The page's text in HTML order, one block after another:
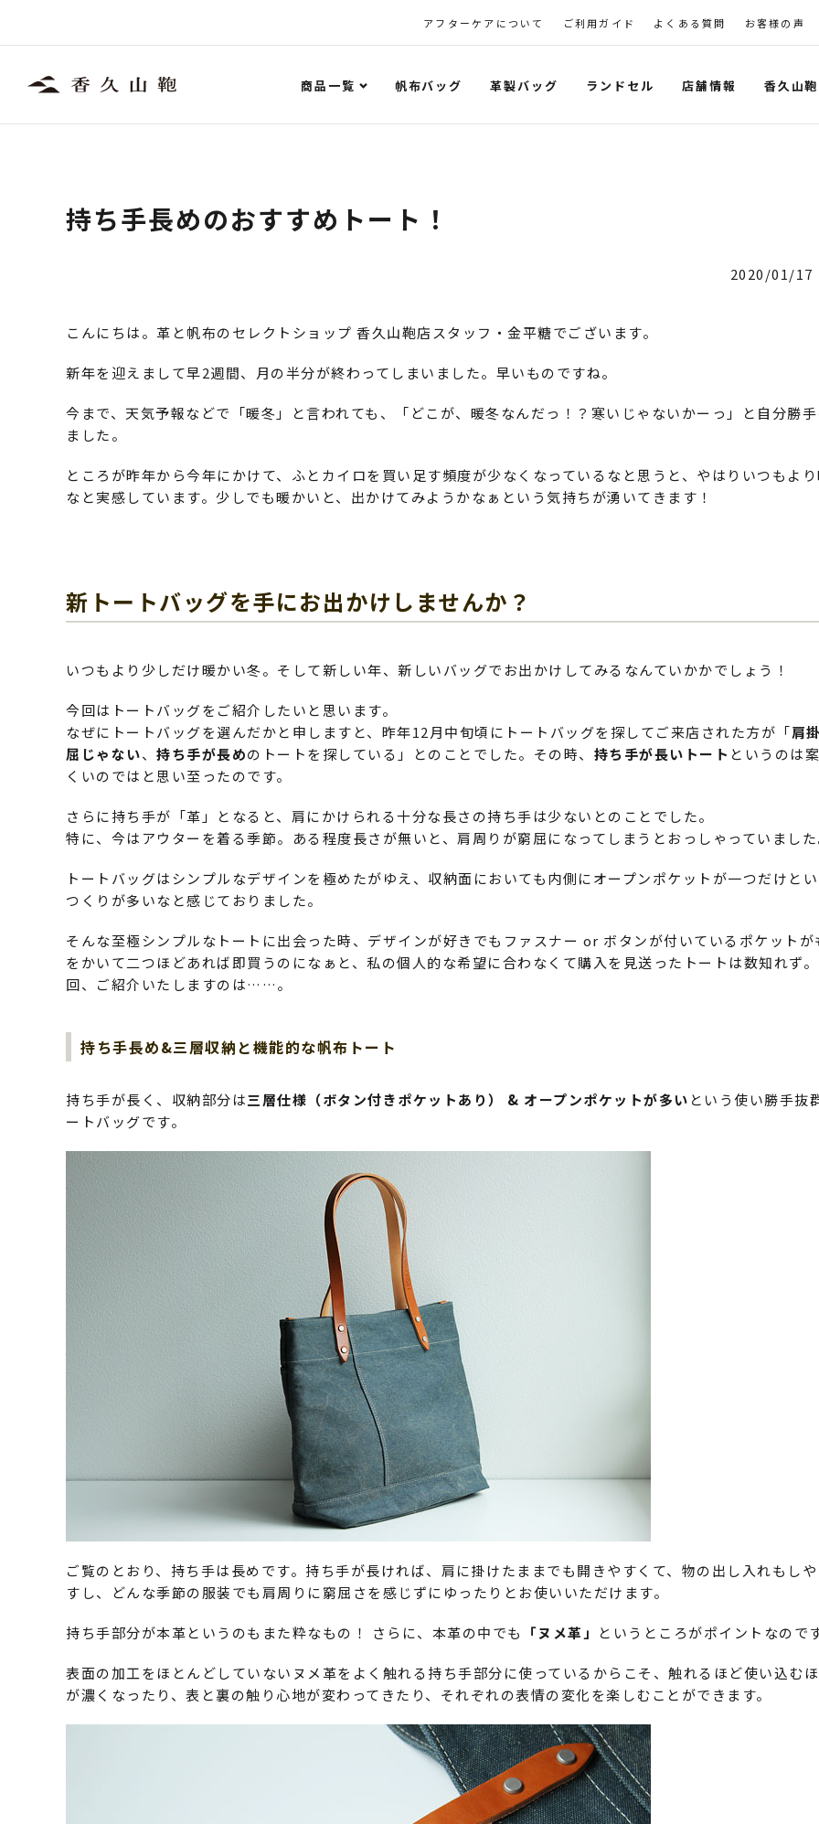
アフターケアについて ご利用ガイド よくある質問 お客様の声
商品一覧 帆布バッグ 革製バッグ ランドセル 店舗情報 香久山
持ち手長めのおすすめトート！
2020/01/17
こんにちは。革と帆布のセレクトショップ 香久山鞄店スタッフ・金平糖でございます。
新年を迎えまして早2週間、月の半分が終わってしまいました。早いものですね。
今まで、天気予報などで「暖冬」と言われても、「どこが、暖冬なんだっ！？寒いじゃないかーっ」と自分勝
ました。
ところが昨年から今年にかけて、ふとカイロを買い足す頻度が少なくなっているなと思うと、やはりいつもよ
なと実感しています。少しでも暖かいと、出かけてみようかなぁという気持ちが湧いてきます！
新トートバッグを手にお出かけしませんか？
いつもより少しだけ暖かい冬。そして新しい年、新しいバッグでお出かけしてみるなんていかかでしょう！
今回はトートバッグをご紹介したいと思います。
なぜにトートバッグを選んだかと申しますと、昨年12月中旬頃にトートバッグを探してご来店された方が「肩
屈じゃない、 持ち手が長めのトートを探している」とのことでした。その時、 持ち手が長いトート というのは
くいのではと思い至ったのです。
さらに持ち手が「革」となると、肩にかけられる十分な長さの持ち手は少ないとのことでした。
特に、今はアウターを着る季節。ある程度長さが無いと、肩周りが窮屈になってしまうとおっしゃっていました
トートバッグはシンプルなデザインを極めたがゆえ、収納面においても内側にオープンポケットが一つだけと
つくりが多いなと感じておりました。
そんな至極シンプルなトートに出会った時、デザインが好きでもファスナー or ボタンが付いているポケットが
をかいて二つほどあれば即買うのになぁと、私の個人的な希望に合わなくて購入を見送ったトートは数知れず
回、ご紹介いたしますのは……。
持ち手長め&三層収納と機能的な帆布トート
持ち手が長く、収納部分は三層仕様（ボタン付きポケットあり） & オープンポケットが多い という使い勝手抜
ートバッグです。
ご覧のとおり、持ち手は長めです。持ち手が長ければ、肩に掛けたままでも開きやすくて、物の出し入れもし
すし、どんな季節の服装でも肩周りに窮屈さを感じずにゆったりとお使いいただけます。
持ち手部分が本革というのもまた粋なもの！ さらに、本革の中でも 「ヌメ革」 というところがポイントなのです
表面の加工をほとんどしていないヌメ革をよく触れる持ち手部分に使っているからこそ、触れるほど使い込む
が濃くなったり、表と裏の触り心地が変わってきたり、それぞれの表情の変化を楽しむことができます。